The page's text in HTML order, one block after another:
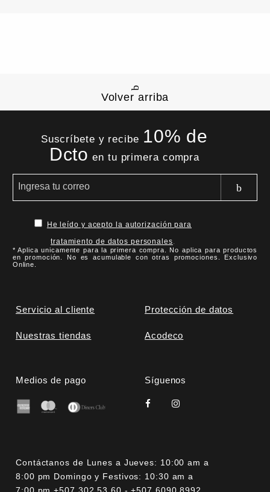
Volver arriba
Suscríbete y recibe 10% de
Dcto en tu primera compra
He leído y acepto la autorización para
tratamiento de datos personales.
* Aplica unicamente para la primera compra. No aplica para productos
en promoción. No es acumulable con otras promociones. Exclusivo
Online.
Servicio al cliente Protección de datos
Nuestras tiendas Acodeco
Medios de pago Síguenos
Contáctanos de Lunes a Jueves: 10:00 am a
8:00 pm Domingo y Festivos: 10:30 am a